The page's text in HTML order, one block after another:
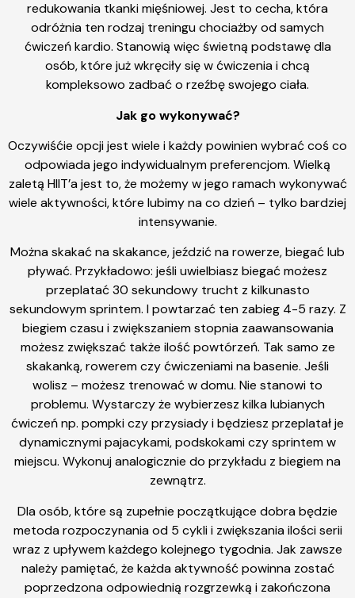
redukowania tkanki mięśniowej. Jest to cecha, która
odróżnia ten rodzaj treningu chociażby od samych
ćwiczeń kardio. Stanowią więc świetną podstawę dla
osób, które już wkręciły się w ćwiczenia i chcą
kompleksowo zadbać o rzeźbę swojego ciała.
Jak go wykonywać?
Oczywiśćie opcji jest wiele i każdy powinien wybrać coś co
odpowiada jego indywidualnym preferencjom. Wielką
zaletą HIIT’a jest to, że możemy w jego ramach wykonywać
wiele aktywności, które lubimy na co dzień – tylko bardziej
intensywanie.
Można skakać na skakance, jeździć na rowerze, biegać lub
pływać. Przykładowo: jeśli uwielbiasz biegać możesz
przeplatać 30 sekundowy trucht z kilkunasto
sekundowym sprintem. I powtarzać ten zabieg 4-5 razy. Z
biegiem czasu i zwiększaniem stopnia zaawansowania
możesz zwiększać także ilość powtórzeń. Tak samo ze
skakanką, rowerem czy ćwiczeniami na basenie. Jeśli
wolisz – możesz trenować w domu. Nie stanowi to
problemu. Wystarczy że wybierzesz kilka lubianych
ćwiczeń np. pompki czy przysiady i będziesz przeplatał je
dynamicznymi pajacykami, podskokami czy sprintem w
miejscu. Wykonuj analogicznie do przykładu z biegiem na
zewnątrz.
Dla osób, które są zupełnie początkujące dobra będzie
metoda rozpoczynania od 5 cykli i zwiększania ilości serii
wraz z upływem każdego kolejnego tygodnia. Jak zawsze
należy pamiętać, że każda aktywność powinna zostać
poprzedzona odpowiednią rozgrzewką i zakończona